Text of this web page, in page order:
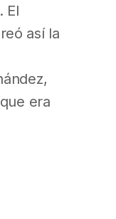
El
así la
era